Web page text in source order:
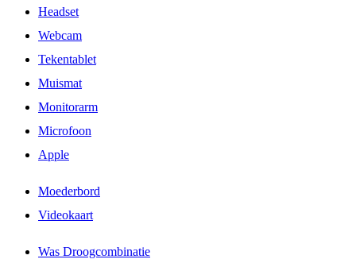
Headset
Webcam
Tekentablet
Muismat
Monitorarm
Microfoon
Apple
Moederbord
Videokaart
Was Droogcombinatie